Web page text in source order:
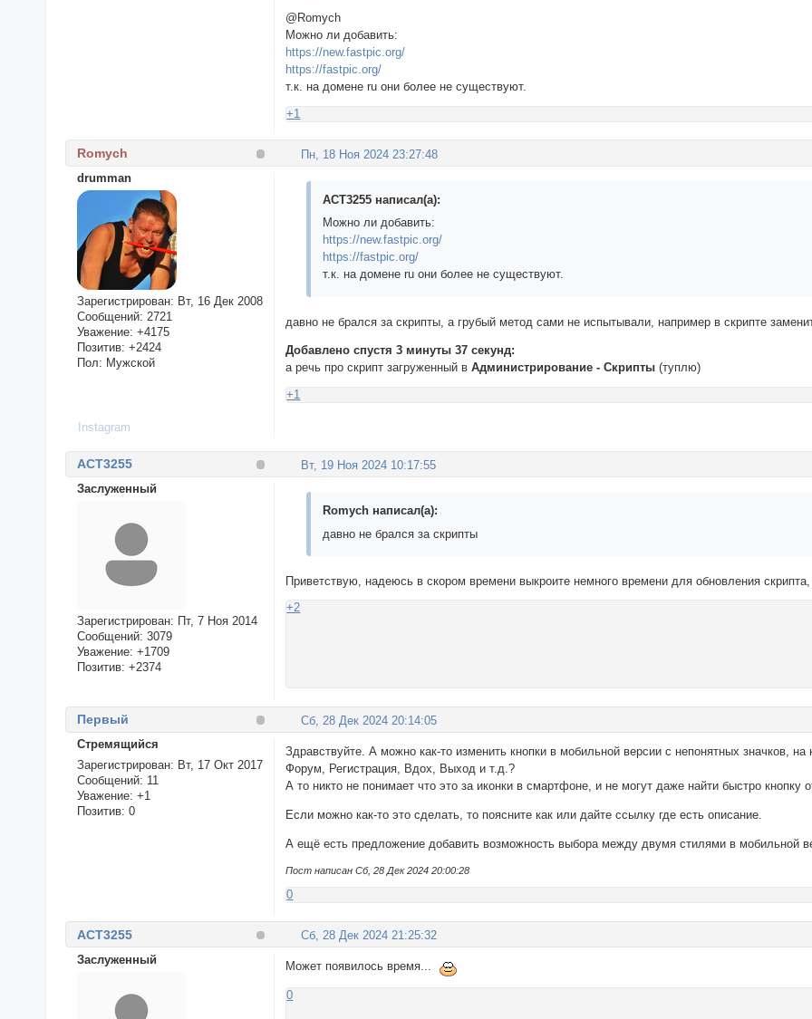
@Romych
Можно ли добавить:
https://new.fastpic.org/
https://fastpic.org/
т.к. на домене ru они более не существуют.
+1
Пн, 18 Ноя 2024 23:27:48
Romych
drumman
Зарегистрирован: Вт, 16 Дек 2008
Сообщений: 2721
Уважение: +4175
Позитив: +2424
Пол: Мужской
ACT3255 написал(а):
Можно ли добавить:
https://new.fastpic.org/
https://fastpic.org/
т.к. на домене ru они более не существуют.
давно не брался за скрипты, а грубый метод сами не испытывали, например в скрипте
Добавлено спустя 3 минуты 37 секунд:
а речь про скрипт загруженный вАдминистрирование - Скрипты (туплю)
+1
Instagram
Вт, 19 Ноя 2024 10:17:55
ACT3255
Заслуженный
Зарегистрирован: Пт, 7 Ноя 2014
Сообщений: 3079
Уважение: +1709
Позитив: +2374
Romych написал(а):
давно не брался за скрипты
Приветствую, надеюсь в скором времени выкроите немного времени для обновления
+2
Сб, 28 Дек 2024 20:14:05
Первый
Стремящийся
Зарегистрирован: Вт, 17 Окт 2017
Сообщений: 11
Уважение: +1
Позитив: 0
Здравствуйте. А можно как-то изменить кнопки в мобильной версии с непонятных значков, на
Форум, Регистрация, Вдох, Выход и т.д.?
А то никто не понимает что это за иконки в смартфоне, и не могут даже найти быстро кнопку
Если можно как-то это сделать, то поясните как или дайте ссылку где есть описание.
А ещё есть предложение добавить возможность выбора между двумя стилями в мобильной
Пост написан Сб, 28 Дек 2024 20:00:28
0
Сб, 28 Дек 2024 21:25:32
ACT3255
Заслуженный
Может появилось время...
0